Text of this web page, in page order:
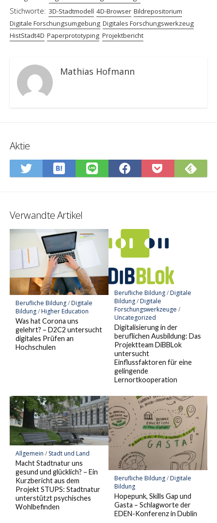
Stichworte: 3D-Stadtmodell 4D-Browser Bildrepositorium
Digitale Forschungsumgebung Digitales Forschungswerkzeug
HistStadt4D Paperprototyping Projektbericht
Mathias Hofmann
Aktie
Auf
Twitter
In
Hatena-
Auf
LINE
Auf
Facebook
In
Pocket
Sie
Verwandte Artikel
Berufliche Bildung/Digitale
Bildung/Higher Education
Was hat Corona uns
gelehrt? – D2C2 untersucht
digitales Prüfen an
Hochschulen
Berufliche Bildung/Digitale
Bildung/Digitale
Forschungswerkzeuge /
Uncategorized
Digitalisierung in der
beruflichen Ausbildung: Das
Projektteam DiBBLok
untersucht
Einflussfaktoren für eine
gelingende
Lernortkooperation
Allgemein / Stadt und Land
Macht Stadtnatur uns
gesund und glücklich? – Ein
Kurzbericht aus dem
Projekt STUPS: Stadtnatur
unterstützt psychisches
Wohlbefinden
Berufliche Bildung/Digitale
Bildung
Hopepunk, Skills Gap und
Gasta – Schlagworte der
EDEN-Konferenz in Dublin